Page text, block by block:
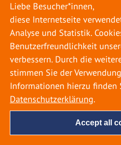
genießen ihren Urlaub.
weiter weg, die
lieber in der Heimat.
Zeit wegfahren möchten,
beachten, damit nicht
Überraschung auf Sie
möglichst
Accept all
Liebe Besucher*innen,
diese Internetseite
Analyse und Statistik.
Benutzerfreundlichkeit
verbessern. Durch die
stimmen Sie der
Informationen hierzu finden
Datenschutzerklärung.